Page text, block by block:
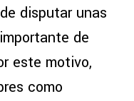
disputar unas
de
este motivo,
como